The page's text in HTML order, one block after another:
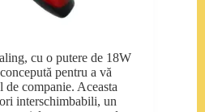
cu o putere de 18W
pentru a vă
de companie. Aceasta
interschimbabili, un